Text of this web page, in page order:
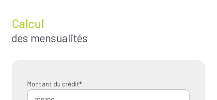
Calcul
des mensualités
Montant du crédit*